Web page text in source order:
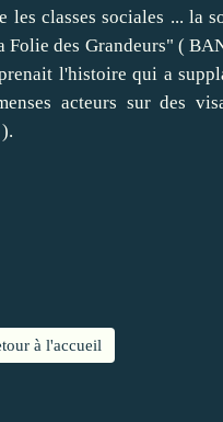
les classes sociales ... la
Folie des Grandeurs" (
l'histoire qui a
acteurs sur des
).
à l'accueil